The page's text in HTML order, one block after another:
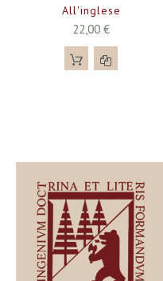
All'inglese
22,00 €